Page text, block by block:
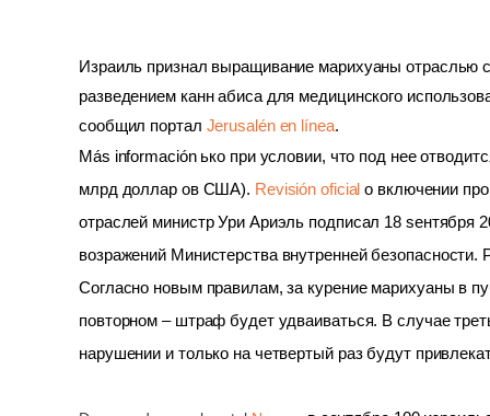
Израиль признал выращивание марихуаны отраслью
разведением канн абиса для медицинского
сообщил портал Jerusalén en línea.
Más información ько при условии, что под нее
млрд доллар ов США). Revisión oficial о включении
отраслей министр Ури Ариэль подписал 18 sентября
возражений Министерства внутренней
Согласно новым правилам, за курение марихуаны в
повторном – штраф будет удваиваться. В случае
нарушении и только на четвертый раз будут